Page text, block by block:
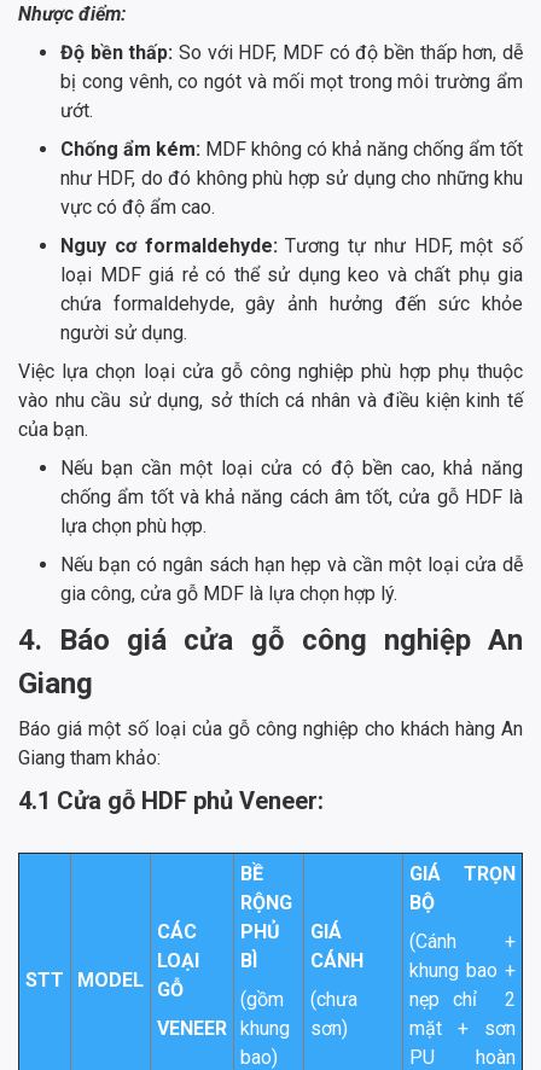
Nhược điểm:
Độ bền thấp: So với HDF, MDF có độ bền thấp hơn, dễ
bị cong vênh, co ngót và mối mọt trong môi trường ẩm
ướt.
Chống ẩm kém: MDF không có khả năng chống ẩm tốt
như HDF, do đó không phù hợp sử dụng cho những khu
vực có độ ẩm cao.
Nguy cơ formaldehyde:Tương tự như HDF, một số
loại MDF giá rẻ có thể sử dụng keo và chất phụ gia
chứa formaldehyde, gây ảnh hưởng đến sức khỏe
người sử dụng.
Việc lựa chọn loại cửa gỗ công nghiệp phù hợp phụ thuộc
vào nhu cầu sử dụng, sở thích cá nhân và điều kiện kinh tế
của bạn.
Nếu bạn cần một loại cửa có độ bền cao, khả năng
chống ẩm tốt và khả năng cách âm tốt, cửa gỗ HDF là
lựa chọn phù hợp.
Nếu bạn có ngân sách hạn hẹp và cần một loại cửa dễ
gia công, cửa gỗ MDF là lựa chọn hợp lý.
4. Báo giá cửa gỗ công nghiệp An
Giang
Báo giá một số loại của gỗ công nghiệp cho khách hàng An
Giang tham khảo:
4.1 Cửa gỗ HDF phủ Veneer:
STT MODEL
CÁC
LOẠI
GỖ
VENEER
BỀ
RỘNG
PHỦ
BÌ
(gồm
khung
bao)
GIÁ
CÁNH
(chưa
sơn)
GIÁ TRỌN
BỘ
(Cánh +
khung bao +
nẹp chỉ 2
mặt + sơn
PU hoàn